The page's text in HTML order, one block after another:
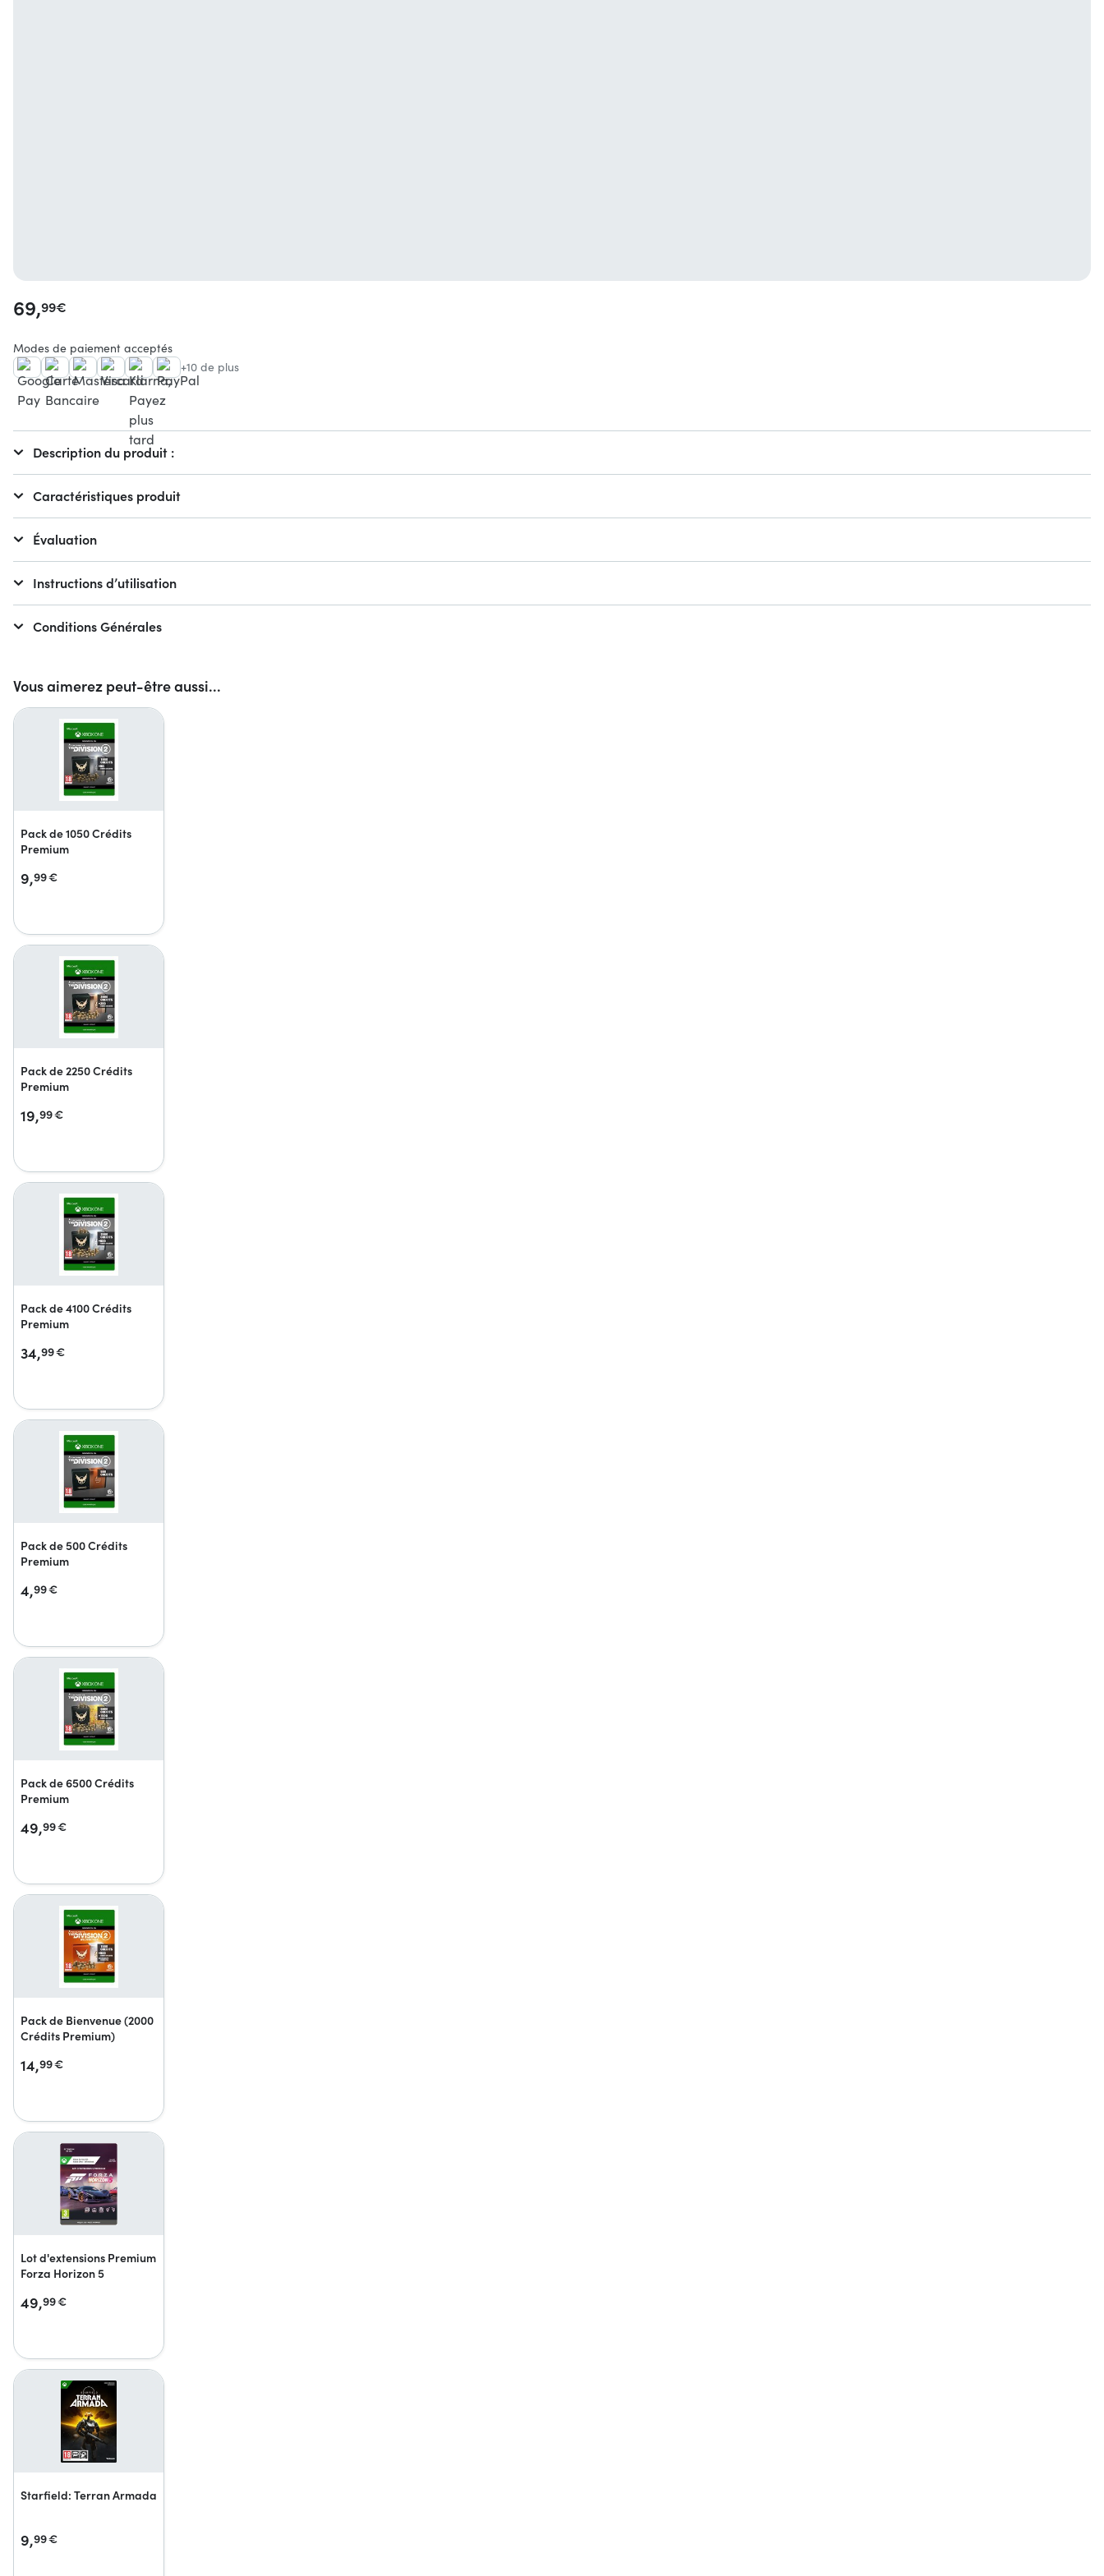
Vous aimerez peut-être aussi...
Pack de 1050 Crédits
Premium
9,99€
Pack de 2250 Crédits
Premium
19,99€
Pack de 4100 Crédits
Premium
34,99€
Pack de 500 Crédits
Premium
4,99€
Pack de 6500 Crédits
Premium
49,99€
Pack de Bienvenue (2000
Crédits Premium)
14,99€
Lot d'extensions Premium
Forza Horizon 5
49,99€
Starfield: Terran Armada
9,99€
69,99€
Modes de paiement acceptés
+10 de plus
Description du produit :
Caractéristiques produit
Évaluation
Instructions d’utilisation
Conditions Générales